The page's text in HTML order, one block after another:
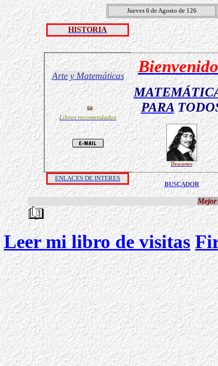
Jueves 6 de Agosto de 126
HISTORIA
Arte y Matemáticas
Libros recomendados
PARA
Descartes
ENLACES DE INTERES
BUSCADOR
Mejor
Leer mi libro de visitas